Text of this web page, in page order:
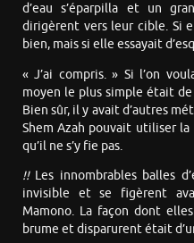
d’eau s’éparpilla et un
dirigèrent vers leur cible. Si
bien, mais si elle essayait
« J’ai compris. » Si l’on
moyen le plus simple était
Bien sûr, il y avait d’autres
Shem Azah pouvait utiliser
qu’il ne s’y fie pas.
!!Les innombrables balles
invisible et se figèrent
Mamono. La façon dont
brume et disparurent était